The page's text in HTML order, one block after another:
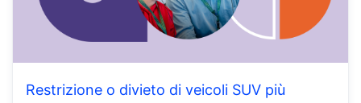
Restrizione o divieto di veicoli SUV più